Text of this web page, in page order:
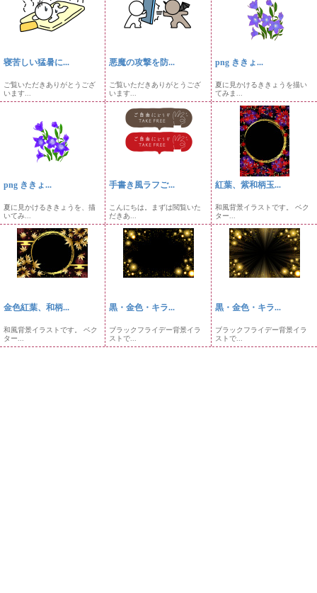
寝苦しい猛暑に...
ご覧いただきありがとうござ
います...
悪魔の攻撃を防...
ご覧いただきありがとうござ
います...
png ききょ...
夏に見かけるききょうを描い
てみま...
png ききょ...
夏に見かけるききょうを、描
いてみ...
手書き風ラフご...
こんにちは。まずは閲覧いた
だきあ...
紅葉、紫和柄玉...
和風背景イラストです。 ベク
ター...
金色紅葉、和柄...
和風背景イラストです。 ベク
ター...
黒・金色・キラ...
ブラックフライデー背景イラ
ストで...
黒・金色・キラ...
ブラックフライデー背景イラ
ストで...